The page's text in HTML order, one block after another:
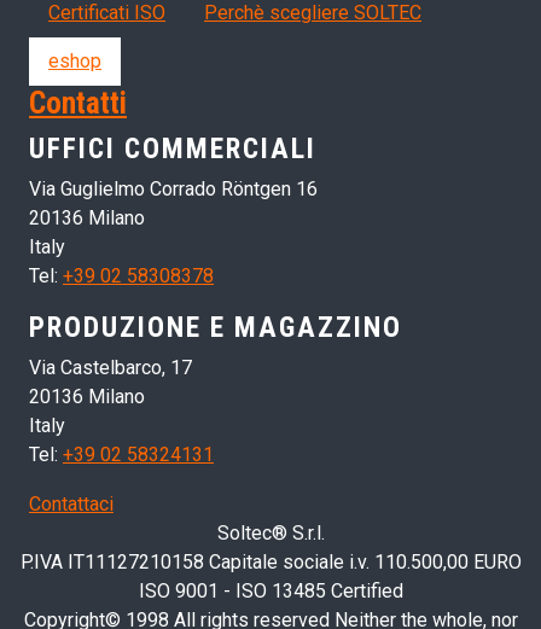
Certificati ISO Perchè scegliere SOLTEC
eshop
Contatti
UFFICI COMMERCIALI
Via Guglielmo Corrado Röntgen 16
20136 Milano
Italy
Tel: +39 02 58308378
PRODUZIONE E MAGAZZINO
Via Castelbarco, 17
20136 Milano
Italy
Tel: +39 02 58324131
Contattaci
Soltec® S.r.l.
P.IVA IT11127210158 Capitale sociale i.v. 110.500,00 EURO
ISO 9001 - ISO 13485 Certified
Copyright© 1998 All rights reserved Neither the whole, nor